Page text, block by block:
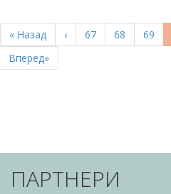
НА
СТОРІНКИ
Перша
сторінка
« Назад
Попередня
сторінка
‹ Page
67 Page
68 Page
69
Остання
сторінка
Вперед»
ПАРТНЕРИ